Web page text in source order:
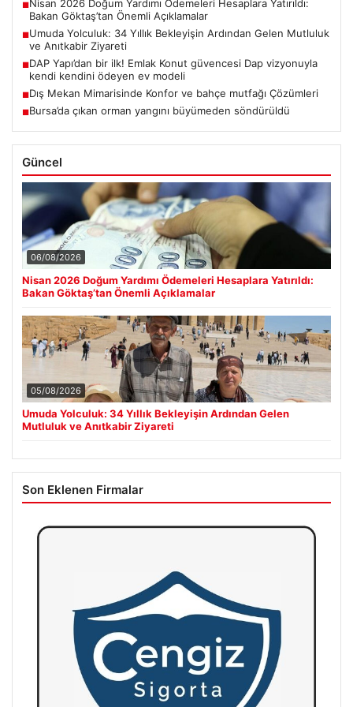
■Nisan 2026 Doğum Yardımı Ödemeleri Hesaplara Yatırıldı:
Bakan Göktaş’tan Önemli Açıklamalar
■Umuda Yolculuk: 34 Yıllık Bekleyişin Ardından Gelen Mutluluk
ve Anıtkabir Ziyareti
■DAP Yapı’dan bir ilk! Emlak Konut güvencesi Dap vizyonuyla
kendi kendini ödeyen ev modeli
■Dış Mekan Mimarisinde Konfor ve bahçe mutfağı Çözümleri
■Bursa’da çıkan orman yangını büyümeden söndürüldü
Güncel
06/08/2026
Nisan 2026 Doğum Yardımı Ödemeleri Hesaplara Yatırıldı:
Bakan Göktaş’tan Önemli Açıklamalar
05/08/2026
Umuda Yolculuk: 34 Yıllık Bekleyişin Ardından Gelen
Mutluluk ve Anıtkabir Ziyareti
Son Eklenen Firmalar